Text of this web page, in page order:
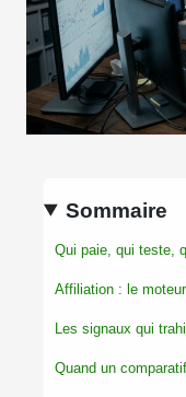
Sommaire
Qui paie, qui teste,
Affiliation : le
Les signaux qui
Quand un